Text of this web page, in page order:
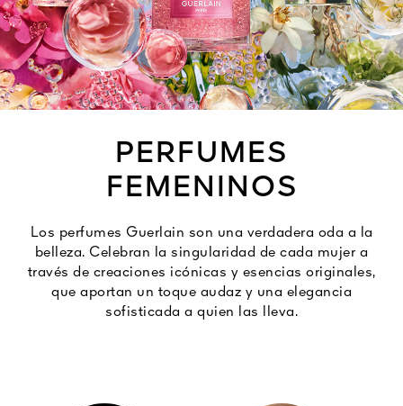
Ver todo
PERFUMES
FEMENINOS
Los perfumes Guerlain son una verdadera oda a la
belleza. Celebran la singularidad de cada mujer a
través de creaciones icónicas y esencias originales,
que aportan un toque audaz y una elegancia
sofisticada a quien las lleva.